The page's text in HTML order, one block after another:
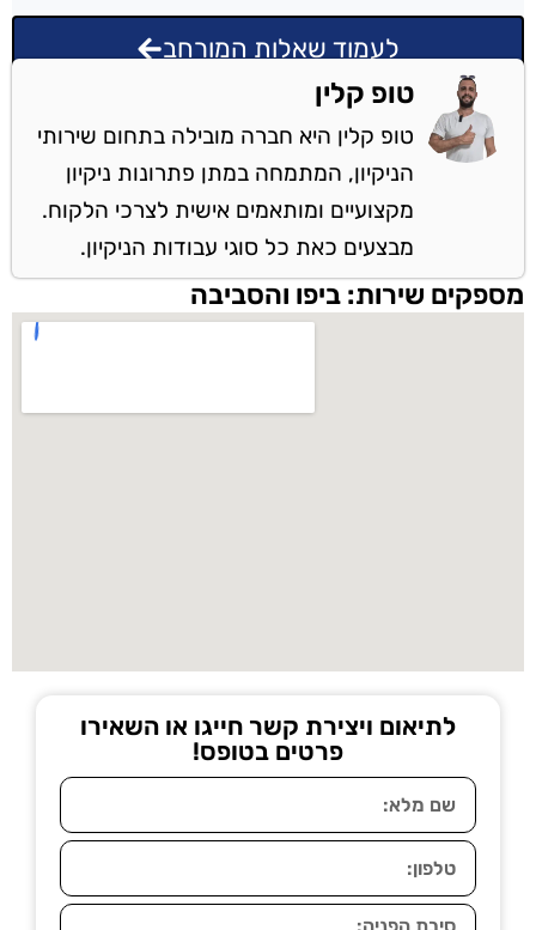
לעמוד שאלות המורחב
טופ קלין
טופ קלין היא חברה מובילה בתחום שירותי
הניקיון, המתמחה במתן פתרונות ניקיון
מקצועיים ומותאמים אישית לצרכי הלקוח.
מבצעים כאת כל סוגי עבודות הניקיון.
מספקים שירות: ביפו והסביבה
לתיאום ויצירת קשר חייגו או השאירו
פרטים בטופס!